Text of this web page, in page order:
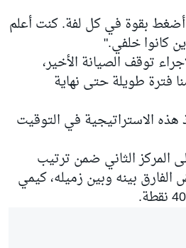
بقوة في كل لفة. كنت أعلم
كانوا خلفي."
توقف الصيانة الأخير،
فترة طويلة حتى نهاية
هذه الاستراتيجية في التوقيت
المركز الثاني ضمن ترتيب
الفارق بينه وبين زميله، كيمي